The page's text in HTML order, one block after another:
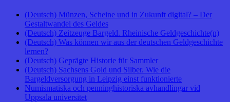
(Deutsch) Münzen, Scheine und in Zukunft digital? – Der
Gestaltwandel des Geldes
(Deutsch) Zeitzeuge Bargeld. Rheinische Geldgeschichte(n)
(Deutsch) Was können wir aus der deutschen Geldgeschichte
lernen?
(Deutsch) Geprägte Historie für Sammler
(Deutsch) Sachsens Gold und Silber. Wie die
Bargeldversorgung in Leipzig einst funktionierte
Numismatiska och penninghistoriska avhandlingar vid
Uppsala universitet